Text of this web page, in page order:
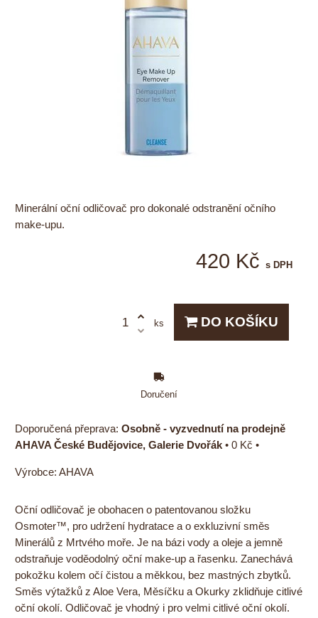
Minerální oční odličovač pro dokonalé odstranění očního
make-upu.
420 Kč s DPH
ks DO KOŠÍKU
Doručení
Osobně - vyzvednutí na prodejně
AHAVA České Budějovice, Galerie Dvořák • 0 Kč •
Výrobce: AHAVA
Oční odličovač je obohacen o patentovanou složku
Osmoter™, pro udržení hydratace a o exkluzivní směs
Minerálů z Mrtvého moře. Je na bázi vody a oleje a jemně
odstraňuje voděodolný oční make-up a řasenku. Zanechává
pokožku kolem očí čistou a měkkou, bez mastných zbytků.
Směs výtažků z Aloe Vera, Měsíčku a Okurky zklidňuje citlivé
oční okolí. Odličovač je vhodný i pro velmi citlivé oční okolí.